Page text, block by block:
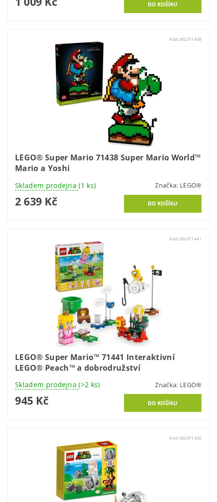
Kód: LEGO71438
LEGO® Super Mario 71438 Super Mario World™
Mario a Yoshi
Skladem prodejna(1 ks) Značka: LEGO®
2 639 Kč
Kód: LEGO71441
LEGO® Super Mario™ 71441 Interaktivní
LEGO® Peach™ a dobrodružství
Skladem prodejna(>2 ks) Značka: LEGO®
945 Kč
Kód:LEGO71420